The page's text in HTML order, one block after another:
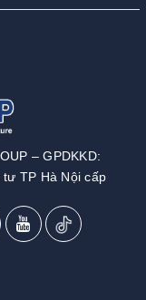
– GPDKKD:
TP Hà Nội cấp